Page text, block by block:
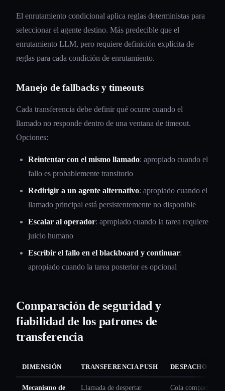
El enrutamiento condicional aplica reglas deterministas para
seleccionar el agente destino. Más predecible que el
enrutamiento LLM, pero requiere definición explícita de
reglas para cada condición de enrutamiento.
Manejo de fallbacks y timeouts
Cada transferencia debe definir qué ocurre cuando el
llamado no responde dentro de una ventana de timeout.
Opciones:
Reintentar con el mismo llamado: apropiado cuando el
fallo es probablemente transitorio
Redirigir a un agente alternativo: apropiado cuando el
llamado principal está persistentemente no disponible
Escalar al operador: apropiado cuando la tarea requiere
juicio humano
Escribir el fallo en el blackboard y continuar:
apropiado cuando la tarea posterior es opcional
Comparación de seguridad y
fiabilidad de los patrones de
transferencia
DIMENSIÓN TRANSFERENCIA PUSH DESPACHO
Mecanismo de
Llamada de despertar
Cola compartida /